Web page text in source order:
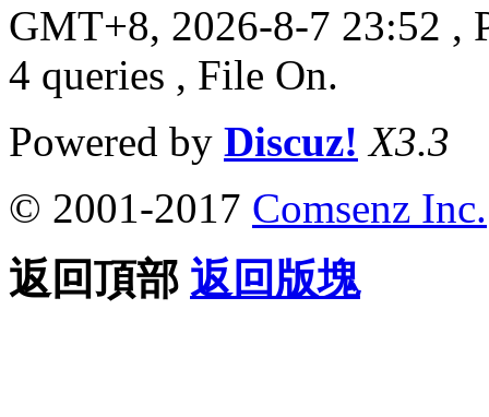
GMT+8, 2026-8-7 23:52 ,
4 queries , File On.
Powered by Discuz! X3.3
© 2001-2017 Comsenz Inc.
返回頂部 返回版塊